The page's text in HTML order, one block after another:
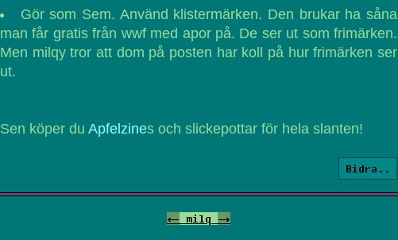
Gör som Sem. Använd klistermärken. Den brukar ha såna
man får gratis från wwf med apor på. De ser ut som frimärken.
Men milqy tror att dom på posten har koll på hur frimärken ser
ut.
Sen köper du Apfelzines och slickepottar för hela slanten!
Bidra..
<- milq ->